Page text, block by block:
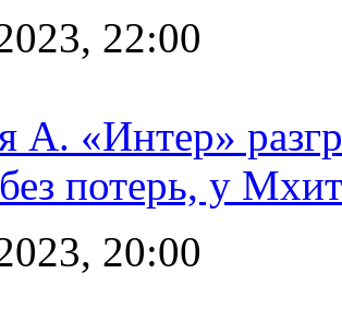
22:00
А. «Интер»
потерь, у
20:00